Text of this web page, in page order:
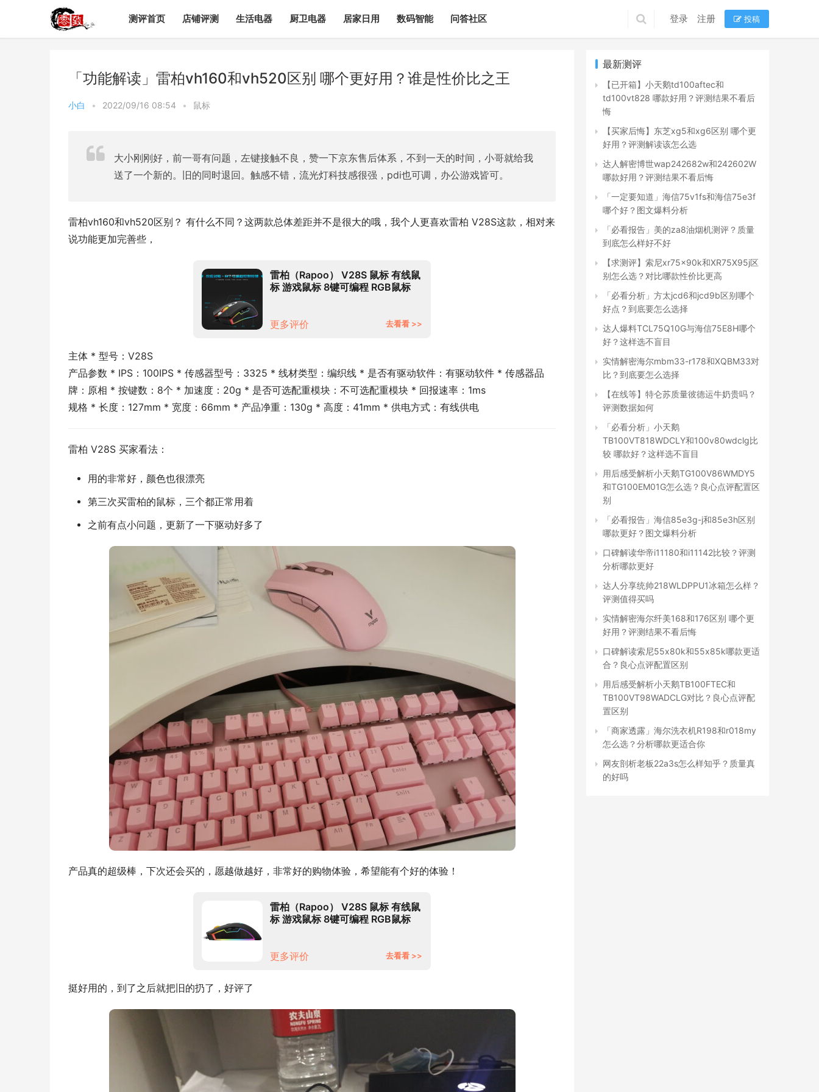
测评首页 店铺评测 生活电器 厨卫电器 居家日用 数码智能 问答社区 登录 注册 投稿
「功能解读」雷柏vh160和vh520区别 哪个更好用？谁是性价比之王
小白 • 2022/09/16 08:54 • 鼠标
大小刚刚好，前一哥有问题，左键接触不良，赞一下京东售后体系，不到一天的时间，小哥就给我
送了一个新的。旧的同时退回。触感不错，流光灯科技感很强，pdi也可调，办公游戏皆可。
雷柏vh160和vh520区别？ 有什么不同？这两款总体差距并不是很大的哦，我个人更喜欢雷柏 V28S这款，相对来
说功能更加完善些，
雷柏（Rapoo） V28S 鼠标 有线鼠
标 游戏鼠标 8键可编程 RGB鼠标
更多评价
去看看 >>
主体 * 型号：V28S
产品参数 * IPS：100IPS * 传感器型号：3325 * 线材类型：编织线 * 是否有驱动软件：有驱动软件 * 传感器品
牌：原相 * 按键数：8个 * 加速度：20g * 是否可选配重模块：不可选配重模块 * 回报速率：1ms
规格 * 长度：127mm * 宽度：66mm * 产品净重：130g * 高度：41mm * 供电方式：有线供电
雷柏 V28S 买家看法：
用的非常好，颜色也很漂亮
第三次买雷柏的鼠标，三个都正常用着
之前有点小问题，更新了一下驱动好多了
产品真的超级棒，下次还会买的，愿越做越好，非常好的购物体验，希望能有个好的体验！
雷柏（Rapoo） V28S 鼠标 有线鼠
标 游戏鼠标 8键可编程 RGB鼠标
更多评价
去看看 >>
挺好用的，到了之后就把旧的扔了，好评了
最新测评
【已开箱】小天鹅td100aftec和
td100vt828 哪款好用？评测结果不看后
悔
【买家后悔】东芝xg5和xg6区别 哪个更
好用？评测解读该怎么选
达人解密博世wap242682w和242602W
哪款好用？评测结果不看后悔
「一定要知道」海信75v1fs和海信75e3f
哪个好？图文爆料分析
「必看报告」美的za8油烟机测评？质量
到底怎么样好不好
【求测评】索尼xr75x90k和XR75X95j区
别怎么选？对比哪款性价比更高
「必看分析」方太jcd6和jcd9b区别哪个
好点？到底要怎么选择
达人爆料TCL75Q10G与海信75E8H哪个
好？这样选不盲目
实情解密海尔mbm33-r178和XQBM33对
比？到底要怎么选择
【在线等】特仑苏质量彼德运牛奶贵吗？
评测数据如何
「必看分析」小天鹅
TB100VT818WDCLY和100v80wdclg比
较 哪款好？这样选不盲目
用后感受解析小天鹅TG100V86WMDY5
和TG100EM01G怎么选？良心点评配置区
别
「必看报告」海信85e3g-j和85e3h区别
哪款更好？图文爆料分析
口碑解读华帝i11180和i11142比较？评测
分析哪款更好
达人分享统帅218WLDPPU1冰箱怎么样？
评测值得买吗
实情解密海尔纤美168和176区别 哪个更
好用？评测结果不看后悔
口碑解读索尼55x80k和55x85k哪款更适
合？良心点评配置区别
用后感受解析小天鹅TB100FTEC和
TB100VT98WADCLG对比？良心点评配
置区别
「商家透露」海尔洗衣机R198和r018my
怎么选？分析哪款更适合你
网友剖析老板22a3s怎么样知乎？质量真
的好吗